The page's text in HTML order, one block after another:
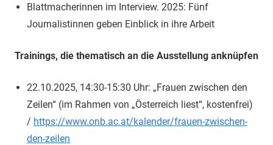
Blattmacherinnen im Interview. 2025: Fünf
Journalistinnen geben Einblick in ihre Arbeit
Trainings, die thematisch an die Ausstellung anknüpfen
22.10.2025, 14:30-15:30 Uhr: „Frauen zwischen den
Zeilen“ (im Rahmen von „Österreich liest“, kostenfrei)
/ https://www.onb.ac.at/kalender/frauen-zwischen-
den-zeilen